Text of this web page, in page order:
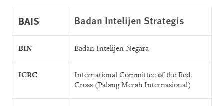
BAIS Badan Intelijen Strategis
BIN Badan Intelijen Negara
ICRC
International Committee of the Red
Cross (Palang Merah Internasional)